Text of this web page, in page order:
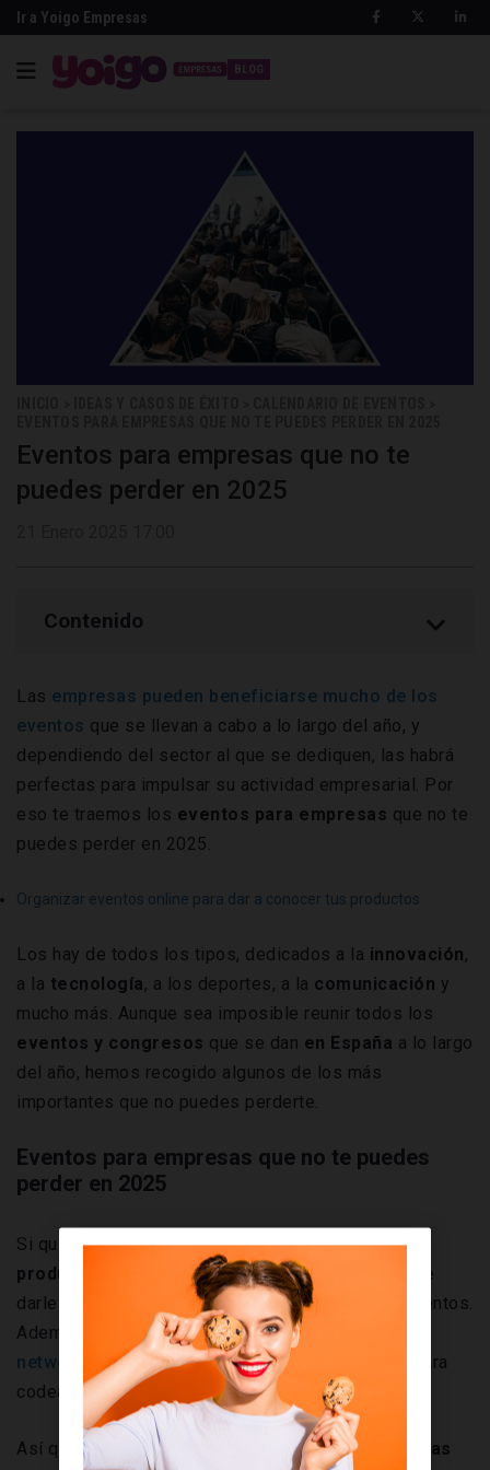
Ir a Yoigo Empresas
BLOG
Eventos para empresas que no te
puedes perder en 2025
Contenido
Las empresas pueden beneficiarse mucho de los
eventos que se llevan a cabo a lo largo del año, y
dependiendo del sector al que se dediquen, las habrá
perfectas para impulsar su actividad empresarial. Por
eso te traemos los eventos para empresas que no te
puedes perder en 2025.
Organizar eventos online para dar a conocer tus productos
Los hay de todos los tipos, dedicados a la innovación,
a la tecnología, a los deportes, a la comunicación y
mucho más. Aunque sea imposible reunir todos los
eventos y congresos que se dan en España a lo largo
del año, hemos recogido algunos de los más
importantes que no puedes perderte.
Eventos para empresas que no te puedes
perder en 2025
Si quieres tomarinspiración, conocernuevos
productos, herramientas o servicios
, tienes que
darle importancia a la asistencia a este tipo de eventos.
Además, participar es muy interesante de cara al
networking, ya que es una oportunidad perfecta para
codearte con otros miembros activos del sector.
Así que coge tu calendario y ve marcando las
fechas